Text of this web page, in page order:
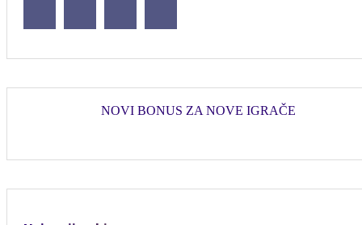
NOVI BONUS ZA NOVE IGRAČE